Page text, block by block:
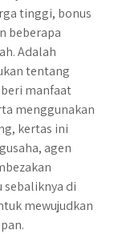
tinggi, bonus
beberapa
Adalah
tentang
manfaat
menggunakan
kertas ini
agen
sebaliknya di
mewujudkan